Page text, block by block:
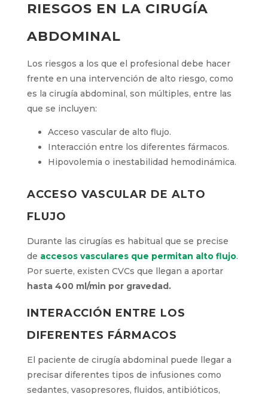
RIESGOS EN LA CIRUGÍA
ABDOMINAL
Los riesgos a los que el profesional debe hacer
frente en una intervención de alto riesgo, como
es la cirugía abdominal, son múltiples, entre las
que se incluyen:
Acceso vascular de alto flujo.
Interacción entre los diferentes fármacos.
Hipovolemia o inestabilidad hemodinámica.
ACCESO VASCULAR DE ALTO
FLUJO
Durante las cirugías es habitual que se precise
de accesos vasculares que permitan alto flujo.
Por suerte, existen CVCs que llegan a aportar
hasta 400 ml/min por gravedad.
INTERACCIÓN ENTRE LOS
DIFERENTES FÁRMACOS
El paciente de cirugía abdominal puede llegar a
precisar diferentes tipos de infusiones como
sedantes, vasopresores, fluidos, antibióticos,